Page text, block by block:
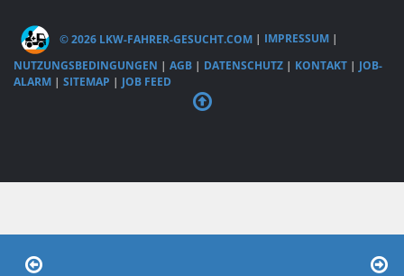
© 2026 LKW-FAHRER-GESUCHT.COM | IMPRESSUM |
NUTZUNGSBEDINGUNGEN | AGB | DATENSCHUTZ | KONTAKT | JOB-
ALARM | SITEMAP | JOB FEED